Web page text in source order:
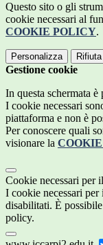
Questo sito o gli
cookie necessari al
COOKIE POLICY.
Personalizza
Gestione cookie
In questa schermata
I cookie necessari
piattaforma e non è
Per conoscere quali
visionare la
Cookie necessari per
I cookie necessari per
disabilitati. È
policy.